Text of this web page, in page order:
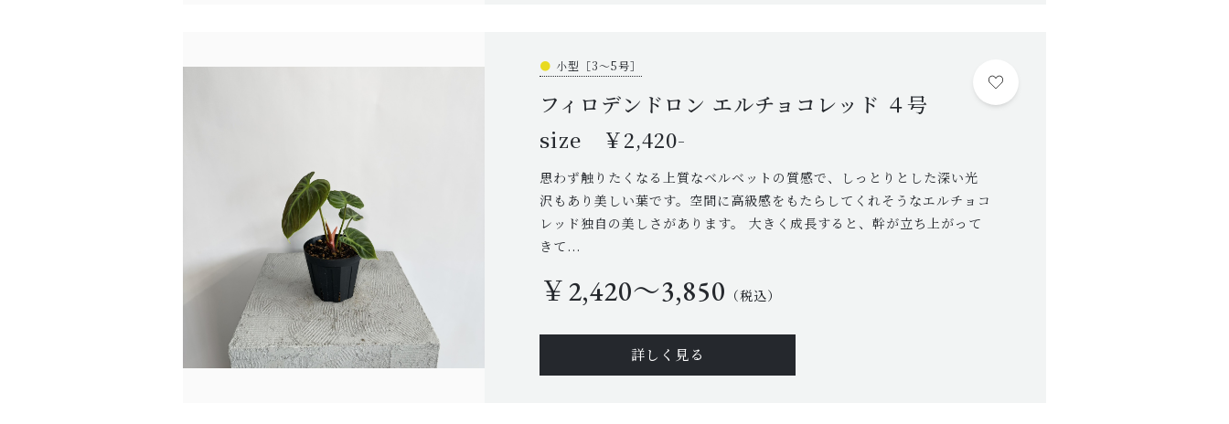
● 小型［3～5号］
フィロデンドロン エルチョコレッド ４号
size ￥2,420-
思わず触りたくなる上質なベルベットの質感で、しっとりとした深い光
沢もあり美しい葉です。空間に高級感をもたらしてくれそうなエルチョコ
レッド独自の美しさがあります。 大きく成長すると、幹が立ち上がって
きて...
￥2,420〜3,850 （税込）
詳しく見る